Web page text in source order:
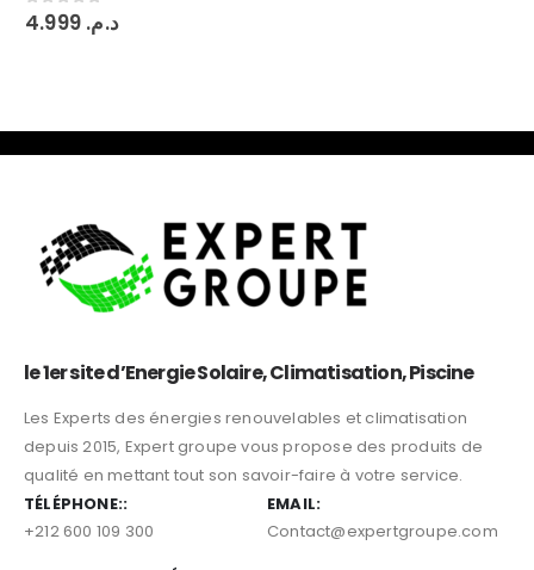
qualité en mettant tout son savoir-faire à votre service.
Nos Marques
Carrier
LG
Mastra
Jinko Solar
Sungrow